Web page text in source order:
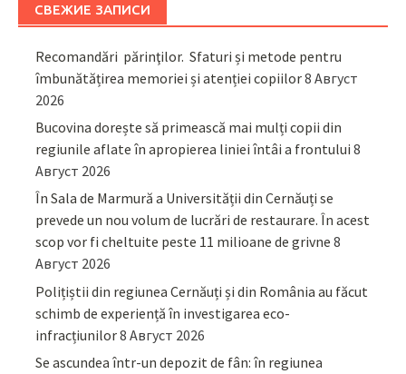
СВЕЖИЕ ЗАПИСИ
Recomandări părinţilor. Sfaturi și metode pentru
îmbunătățirea memoriei și atenției copiilor8 Август
2026
Bucovina dorește să primească mai mulți copii din
regiunile aflate în apropierea liniei întâi a frontului 8
Август 2026
În Sala de Marmură a Universității din Cernăuți se
prevede un nou volum de lucrări de restaurare. În acest
scop vor fi cheltuite peste 11 milioane de grivne 8
Август 2026
Polițiștii din regiunea Cernăuți și din România au făcut
schimb de experiență în investigarea eco-
infracțiunilor8 Август 2026
Se ascundea într-un depozit de fân: în regiunea